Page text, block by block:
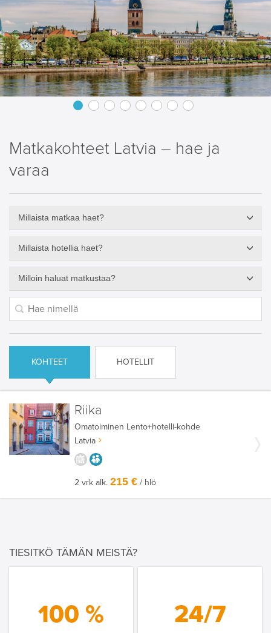
Matkakohteet Latvia – hae ja
varaa
Millaista matkaa haet?
Millaista hotellia haet?
Milloin haluat matkustaa?
KOHTEET HOTELLIT
Riika
Omatoiminen Lento+hotelli-kohde
Latvia
KAUPUNGISTA KOKEMUKSIA
2 vrk alk.215 € / hlö
TIESITKÖ TÄMÄN MEISTÄ?
100 % 24/7